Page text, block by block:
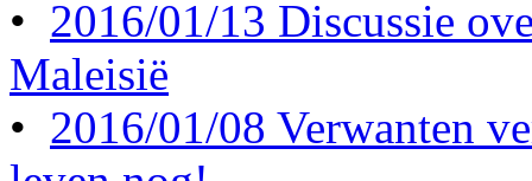
• 2016/01/13 Discussie
Maleisië
• 2016/01/08 Verwanten